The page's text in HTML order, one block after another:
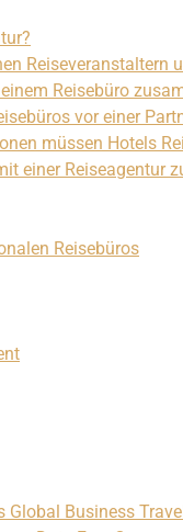
Reiseveranstaltern
Reisebüro
vor einer
müssen Hotels
einer Reiseagentur
Reisebüros
Global Business